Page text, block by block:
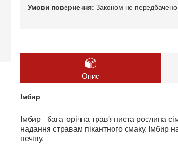
Законом не передбачено
Опис
Імбир
Імбир - багаторічна трав'яниста рослина
надання стравам пікантного смаку. Імбир
печіву.